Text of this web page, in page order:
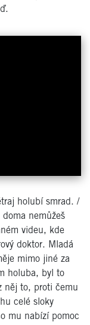
holubí smrad. /
nemůžeš
videu, kde
doktor. Mladá
mimo jiné za
holuba, byl to
něj to, proti čemu
celé sloky
mu nabízí pomoc